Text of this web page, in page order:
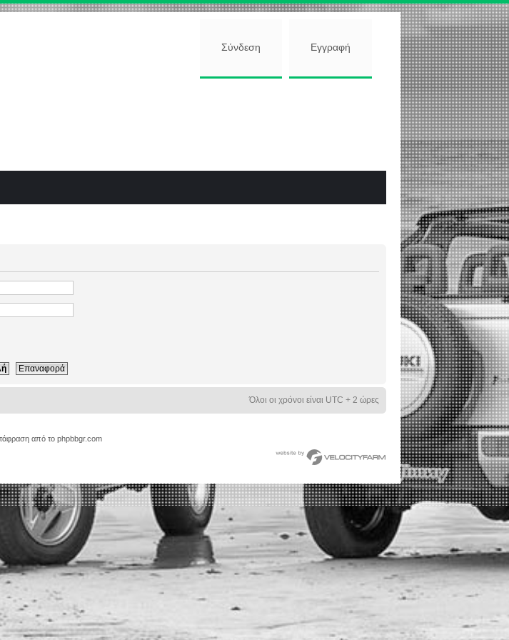
Σύνδεση Εγγραφή
Όλοι οι χρόνοι είναι UTC + 2 ώρες
από το phpbbgr.com